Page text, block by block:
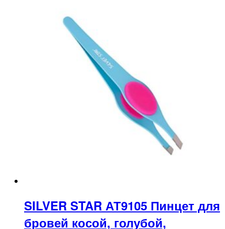
SILVER STAR АТ9105 Пинцет для
бровей косой, голубой,